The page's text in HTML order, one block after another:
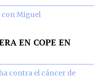
EN COPE EN